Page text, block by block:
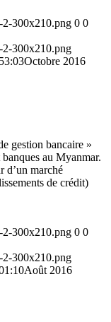
300x210.png 0 0
300x210.png
Octobre 2016
gestion bancaire »
au Myanmar.
d’un marché
de crédit)
300x210.png 0 0
300x210.png
Août 2016